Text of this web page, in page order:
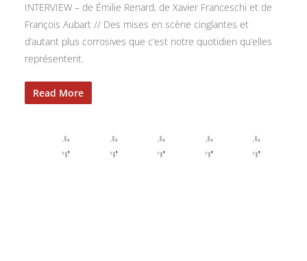
INTERVIEW – de Émilie Renard, de Xavier Franceschi et de
François Aubart // Des mises en scène cinglantes et
d’autant plus corrosives que c’est notre quotidien qu’elles
représentent.
Read More